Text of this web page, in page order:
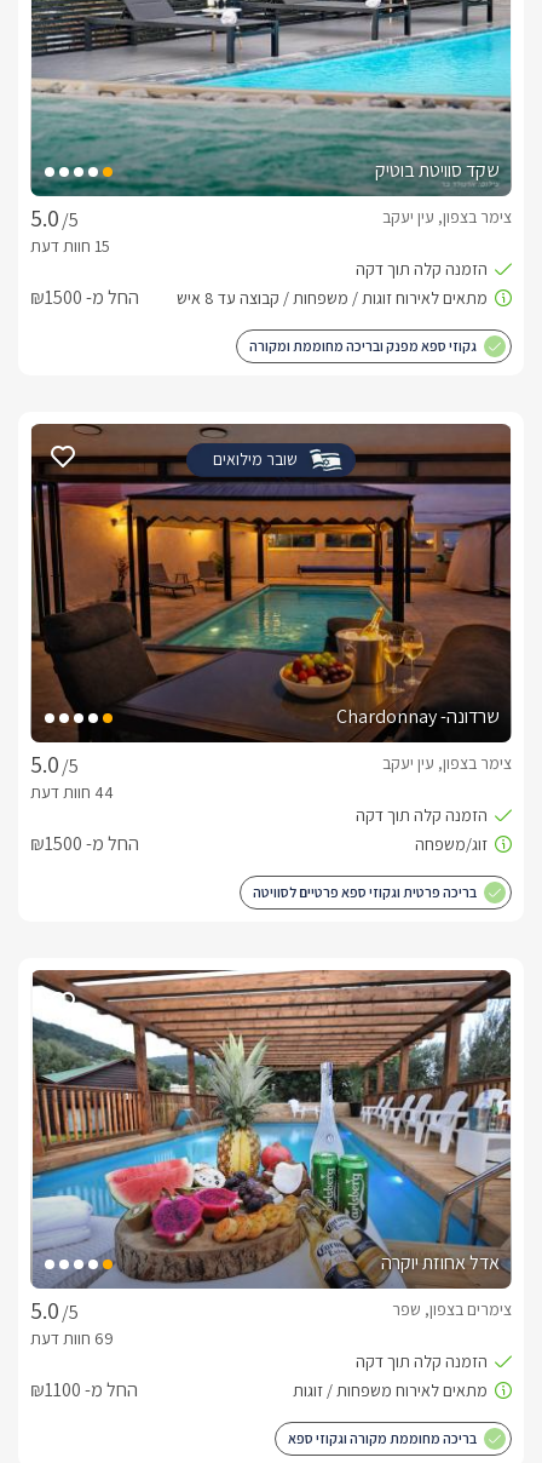
שקד סוויטת בוטיק
/5
צימר בצפון, עין יעקב
החל מ- ₪1500
גקוזי ספא מפנק ובריכה מחוממת ומקורה
שובר מילואים
שרדונה- Chardonnay
/5
צימר בצפון, עין יעקב
החל מ- ₪1500
בריכה פרטית וגקוזי ספא פרטיים לסוויטה
אדל אחוזת יוקרה
/5
צימרים בצפון, שפר
החל מ- ₪1100
בריכה מחוממת מקורה וגקוזי ספא